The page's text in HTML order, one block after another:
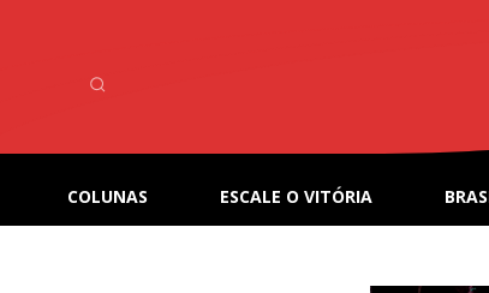
COLUNAS ESCALE O VITÓRIA